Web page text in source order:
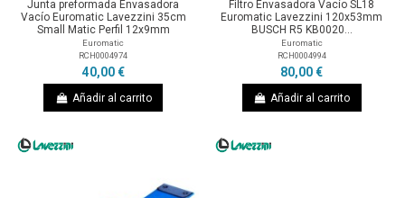
Junta preformada Envasadora
Vacío Euromatic Lavezzini 35cm
Small Matic Perfil 12x9mm
Euromatic
RCH0004974
40,00 €
Añadir al carrito
Filtro Envasadora Vacío SL18
Euromatic Lavezzini 120x53mm
BUSCH R5 KB0020...
Euromatic
RCH0004994
80,00 €
Añadir al carrito